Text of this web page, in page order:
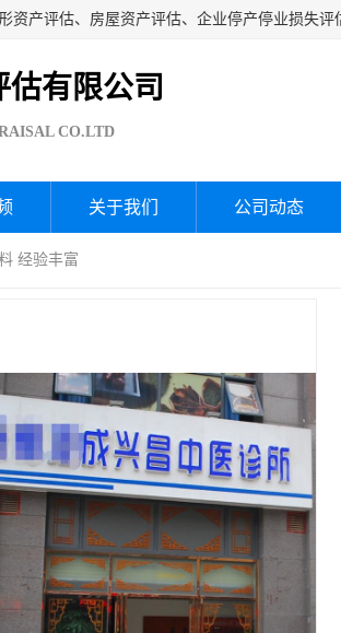
有限公司
CO.LTD
关于我们 公司动态
经验丰富